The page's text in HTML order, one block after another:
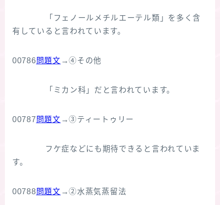
「フェノールメチルエーテル類」を多く含
有していると言われています。
00786問題文 →④その他
「ミカン科」だと言われています。
00787 問題文 →③ティートゥリー
フケ症などにも期待できると言われていま
す。
00788問題文 →②水蒸気蒸留法